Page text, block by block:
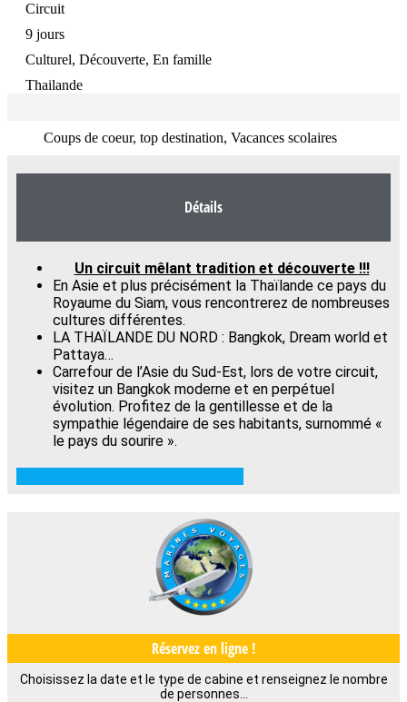
Circuit
9 jours
Culturel, Découverte, En famille
Thailande
Coups de coeur, top destination, Vacances scolaires
Détails
Un circuit mêlant tradition et découverte !!!
En Asie et plus précisément la Thaïlande ce pays du
Royaume du Siam, vous rencontrerez de nombreuses
cultures différentes.
LA THAÏLANDE DU NORD : Bangkok, Dream world et
Pattaya…
Carrefour de l’Asie du Sud-Est, lors de votre circuit,
visitez un Bangkok moderne et en perpétuel
évolution. Profitez de la gentillesse et de la
sympathie légendaire de ses habitants, surnommé «
le pays du sourire ».
Réservez en ligne !
Choisissez la date et le type de cabine et renseignez le nombre
de personnes…